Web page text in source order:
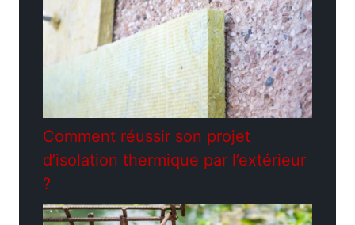
Comment réussir son projet
d’isolation thermique par l’extérieur
?